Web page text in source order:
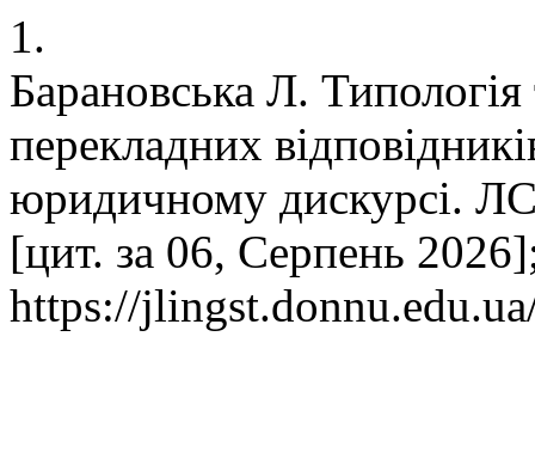
1.
Барановська Л. Типологія
перекладних
юридичному дискурсі.
[цит. за 06, Серпень
https://